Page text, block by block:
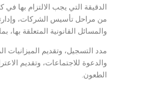
الدقيقة التي يجب الالتزام بها في
من مراحل تأسيس الشركات،
والمسائل القانونية المتعلقة بها،
مدد التسجيل، وتقديم الميزانيات
والدعوة للاجتماعات، وتقديم
الطعون.